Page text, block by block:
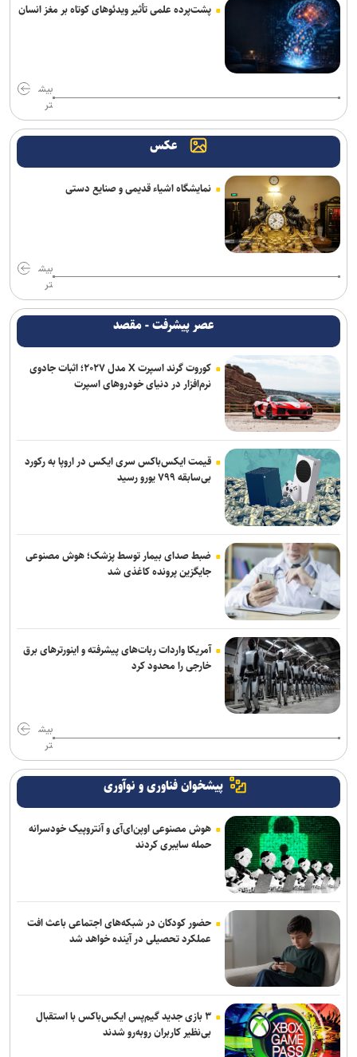
پشت‌پرده علمی تأثیر ویدئو‌های کوتاه بر مغز انسان
بیش
تر
عکس
نمایشگاه اشیاء قدیمی و صنایع دستی
بیش
تر
عصر پیشرفت - مقصد
کوروت گرند اسپرت X مدل ۲۰۲۷؛ اثبات جادوی
نرم‌افزار در دنیای خودروهای اسپرت
قیمت ایکس‌باکس سری ایکس در اروپا به رکورد
بی‌سابقه ۷۹۹ یورو رسید
ضبط صدای بیمار توسط پزشک؛ هوش مصنوعی
جایگزین پرونده کاغذی شد
آمریکا واردات ربات‌های پیشرفته و اینورترهای برق
خارجی را محدود کرد
بیش
تر
پیشخوان فناوری و نوآوری
هوش مصنوعی اوپن‌ای‌آی و آنتروپیک خودسرانه
حمله سایبری کردند
حضور کودکان در شبکه‌های اجتماعی باعث افت
عملکرد تحصیلی در آینده خواهد شد
۳ بازی جدید گیم‌پس ایکس‌باکس با استقبال
بی‌نظیر کاربران روبه‌رو شدند